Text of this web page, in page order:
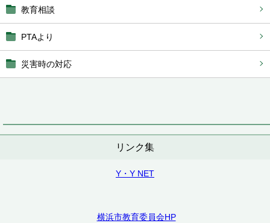
教育相談
PTAより
災害時の対応
リンク集
Y・Y NET
横浜市教育委員会HP